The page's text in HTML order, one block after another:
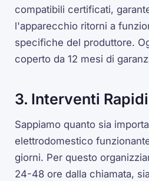
compatibili certificati,
l'apparecchio ritorni a
specifiche del produttore.
coperto da 12 mesi di
3. Interventi
Sappiamo quanto sia
elettrodomestico
giorni. Per questo
24-48 ore dalla chiamata,